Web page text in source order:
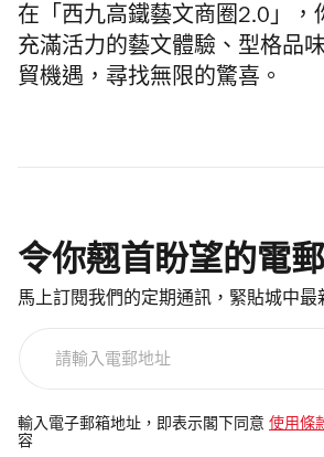
在「西九高鐵藝文商圈2.0」，
充滿活力的藝文體驗、型格品
貿機遇，尋找無限的驚喜。
令你翹首盼望的電郵
馬上訂閱我們的定期通訊，緊貼城中最
電
郵
輸入電子郵箱地址，即表示閣下同意 使用條
容